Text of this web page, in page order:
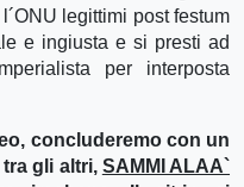
legittimi post festum
e ingiusta e si presti ad
per interposta
concluderemo con un
gli altri, SAMMI ALAA`